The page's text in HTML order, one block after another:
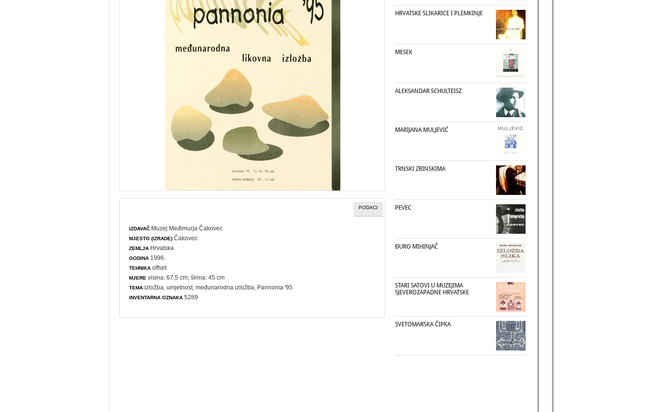
PODACI
IZDAVAČ Muzej Međimurja Čakovec
MJESTO (IZRADE) Čakovec
ZEMLJA Hrvatska
GODINA 1996.
TEHNIKA offset
MJERE visina: 67,5 cm; širina: 45 cm
TEMA izložba ,umjetnost ,međunarodna izložba , Pannonia '95
INVENTARNA OZNAKA 5289
HRVATSKE SLIKARICE I PLEMKINJE
MESEK
ALEKSANDAR SCHULTEISZ
MARIJANA MULJEVIĆ
TRNSKI ZRINSKIMA
PEVEC
ĐURO MIHINJAČ
STARI SATOVI U MUZEJIMA
SJEVEROZAPADNE HRVATSKE
SVETOMARSKA ČIPKA